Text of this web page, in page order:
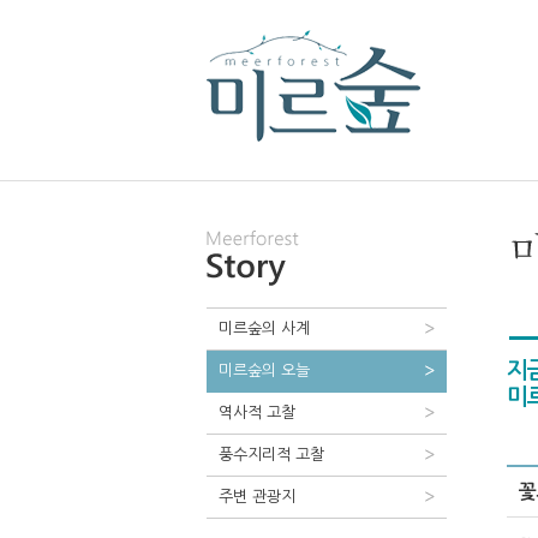
미르숲의 사계
미르숲의 오늘
역사적 고찰
풍수지리적 고찰
주변 관광지
지
미